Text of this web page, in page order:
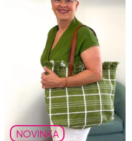
NOVINKA